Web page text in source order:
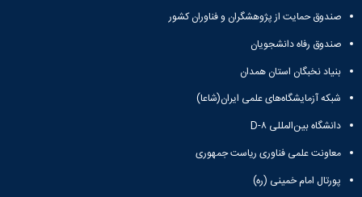
صندوق حمایت از پژوهشگران و فناوران کشور
صندوق رفاه دانشجویان
بنیاد نخبگان استان همدان
شبکه آزمایشگاه‌های علمی ایران(شاعا)
دانشگاه بین‌المللی D-۸
معاونت علمی فناوری ریاست جمهوری
پورتال امام خمینی (ره)